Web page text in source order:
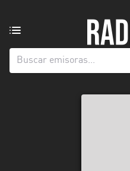
de
radio